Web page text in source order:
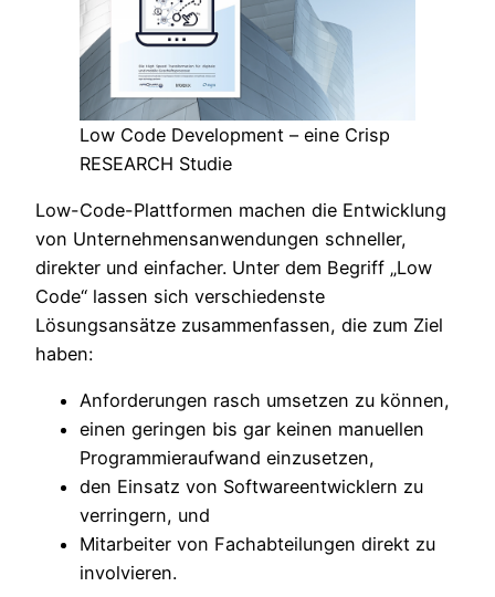
Low Code Development – eine Crisp
RESEARCH Studie
Low-Code-Plattformen machen die Entwicklung
von Unternehmensanwendungen schneller,
direkter und einfacher. Unter dem Begriff „Low
Code“ lassen sich verschiedenste
Lösungsansätze zusammenfassen, die zum Ziel
haben:
Anforderungen rasch umsetzen zu können,
einen geringen bis gar keinen manuellen
Programmieraufwand einzusetzen,
den Einsatz von Softwareentwicklern zu
verringern, und
Mitarbeiter von Fachabteilungen direkt zu
involvieren.